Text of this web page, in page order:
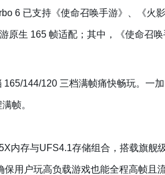
6 已支持《使命召唤手游》、《火
原生 165 帧适配；其中，《使命召
144/120 三档满帧痛快畅玩。一
帧。
内存与UFS4.1存储组合，搭载旗舰
用户玩高负载游戏也能全程高帧且